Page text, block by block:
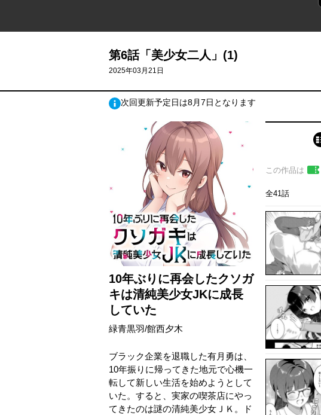
第6話「美少女二人」(1)
2025年03月21日
次回更新予定日は8月7日となります
10年ぶりに再会したクソガ
キは清純美少女JKに成長
していた
緑青黒羽/館西夕木
ブラック企業を退職した有月勇は、
10年振りに帰ってきた地元で心機一
転して新しい生活を始めようとして
いた。すると、実家の喫茶店にやっ
てきたのは謎の清純美少女ＪＫ。ド
この作品は
全41話